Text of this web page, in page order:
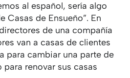
al español, sería algo
Casas de Ensueño”. En
de una compañía
van a casas de clientes
para cambiar una parte de
para renovar sus casas